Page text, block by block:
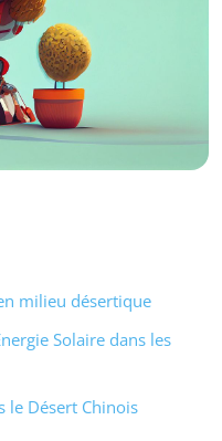
milieu désertique
Solaire dans les
le Désert Chinois